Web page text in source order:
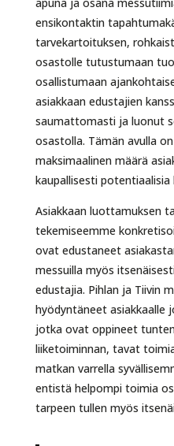
ensikontaktin
tarvekartoituksen,
osastolle tutustumaan
osallistumaan
asiakkaan edustajien
saumattomasti ja luonut
osastolla. Tämän avulla
maksimaalinen määrä
kaupallisesti
Asiakkaan luottamuksen
tekemiseemme
ovat edustaneet
messuilla myös
edustajia. Pihlan ja Tiivin
hyödyntäneet
jotka ovat oppineet
liiketoiminnan, tavat
matkan varrella
entistä helpompi toimia
tarpeen tullen myös